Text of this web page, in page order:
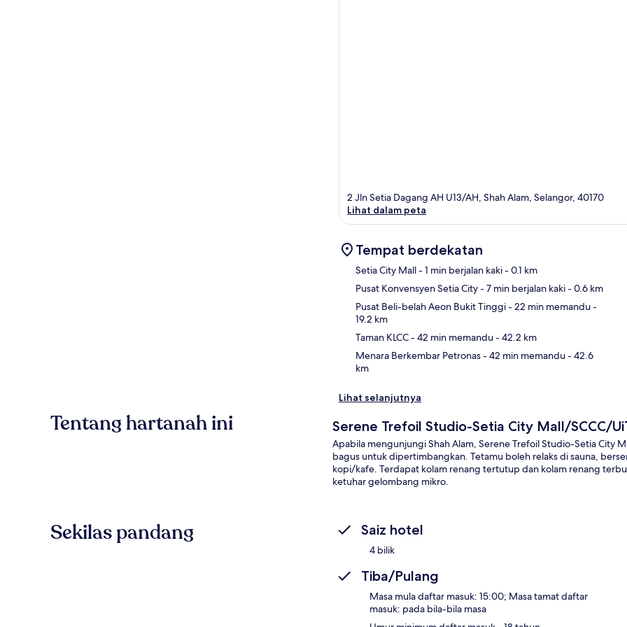
2 Jln Setia Dagang AH U13/AH, Shah Alam, Selangor, 40170
Lihat dalam peta
Tempat berdekatan
Setia City Mall- 1 min berjalan kaki- 0.1 km
Pusat Konvensyen Setia City- 7 min berjalan kaki- 0.6 km
Pusat Beli-belah Aeon Bukit Tinggi- 22 min memandu-
19.2 km
Taman KLCC- 42 min memandu- 42.2 km
Menara Berkembar Petronas- 42 min memandu- 42.6
km
Lihat selanjutnya
Tentang hartanah ini Serene Trefoil Studio-Setia City Mall/SCCC/
Apabila mengunjungi Shah Alam, Serene Trefoil Studio-Setia City
bagus untuk dipertimbangkan. Tetamu boleh relaks di sauna,
kopi/kafe. Terdapat kolam renang tertutup dan kolam renang
ketuhar gelombang mikro.
Sekilas pandang Saiz hotel
4 bilik
Tiba/Pulang
Masa mula daftar masuk: 15:00; Masa tamat daftar
masuk: pada bila-bila masa